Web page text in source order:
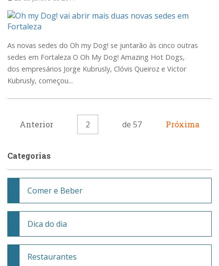
As novas sedes do Oh my Dog! se juntarão às cinco outras
sedes em Fortaleza O Oh My Dog! Amazing Hot Dogs,
dos empresários Jorge Kubrusly, Clóvis Queiroz e Victor
Kubrusly, começou...
Anterior 2 de 57 Próxima
Categorias
Comer e Beber
Dica do dia
Restaurantes